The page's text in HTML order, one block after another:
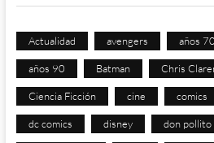
Actualidad avengers años 70
años 90 Batman Chris
Ciencia Ficción cine comics
dc comics disney don pollito